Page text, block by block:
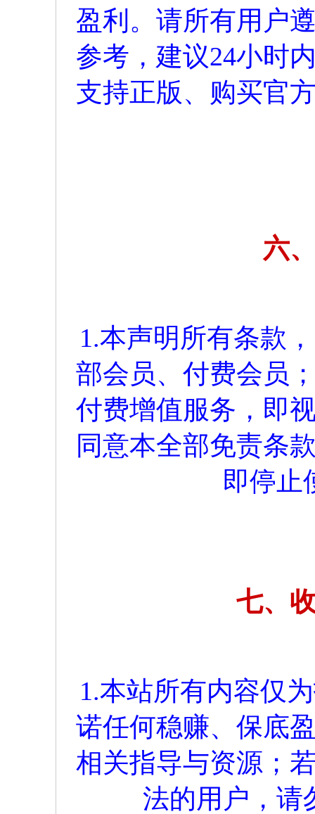
盈利。请所有用户
参考，建议24小时
支持正版、购买官
六
1.本声明所有条款
部会员、付费会员
付费增值服务，即
同意本全部免责条
即停止
七、
1.本站所有内容仅
诺任何稳赚、保底
相关指导与资源；
法的用户，请